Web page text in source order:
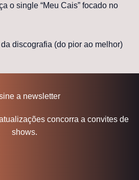
o single “Meu Cais” focado no
discografia (do pior ao melhor)
a newsletter
concorra a convites de
shows.